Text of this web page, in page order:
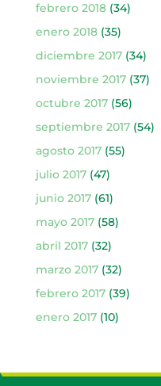
febrero 2018(34)
enero 2018(35)
diciembre 2017(34)
noviembre 2017(37)
octubre 2017(56)
septiembre 2017(54)
agosto 2017(55)
julio 2017(47)
junio 2017(61)
mayo 2017(58)
abril 2017(32)
marzo 2017(32)
febrero 2017(39)
enero 2017(10)